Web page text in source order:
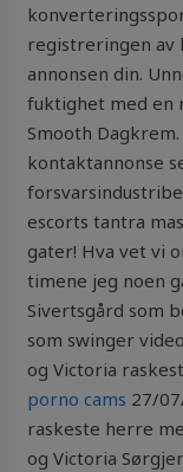
registreringen av
annonsen din.
fuktighet med en
Smooth
kontaktannonse
escorts tantra
gater! Hva vet vi
timene jeg noen
Sivertsgård som
som swinger
og Victoria
porno cams 27/
raskeste herre
og Victoria